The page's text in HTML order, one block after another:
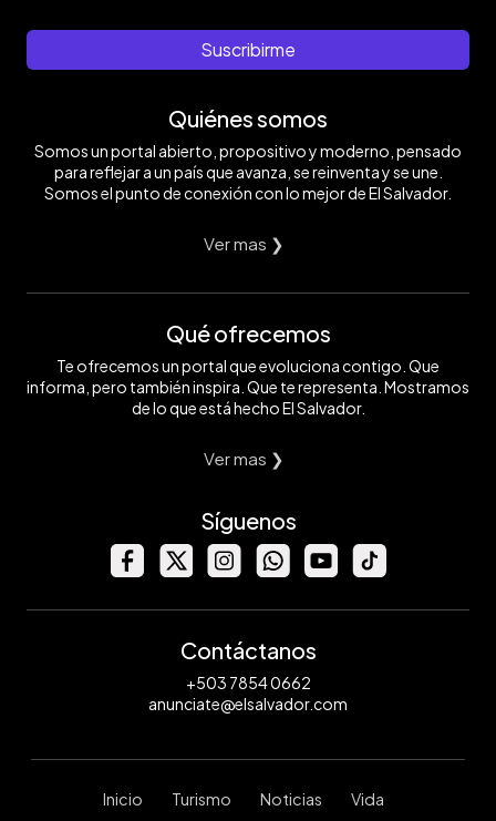
Suscribirme
Quiénes somos
Somos un portal abierto, propositivo y moderno, pensado
para reflejar a un país que avanza, se reinventa y se une.
Somos el punto de conexión con lo mejor de El Salvador.
Ver mas ❯
Qué ofrecemos
Te ofrecemos un portal que evoluciona contigo. Que
informa, pero también inspira. Que te representa. Mostramos
de lo que está hecho El Salvador.
Ver mas ❯
Síguenos
Contáctanos
+503 7854 0662
anunciate@elsalvador.com
Inicio Turismo Noticias Vida